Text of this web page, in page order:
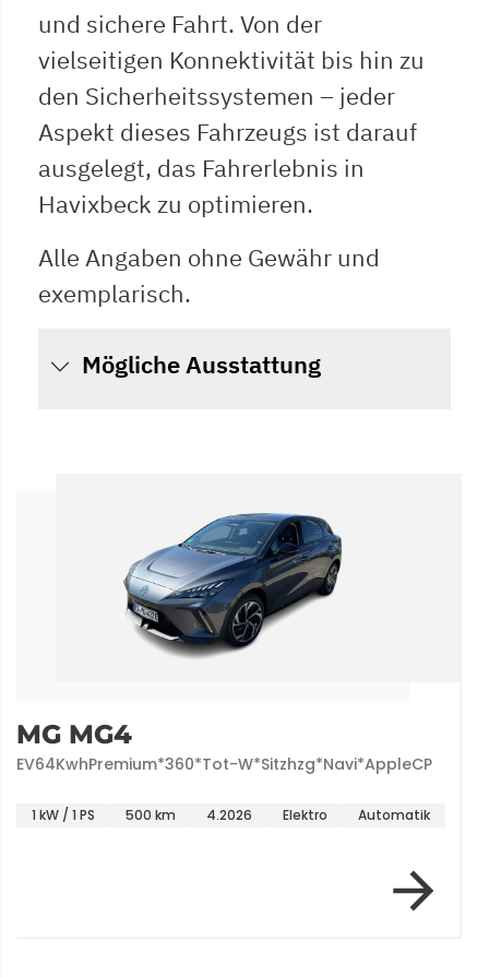
und sichere Fahrt. Von der
vielseitigen Konnektivität bis hin zu
den Sicherheitssystemen – jeder
Aspekt dieses Fahrzeugs ist darauf
ausgelegt, das Fahrerlebnis in
Havixbeck zu optimieren.
Alle Angaben ohne Gewähr und
exemplarisch.
Mögliche Ausstattung
MG MG4
EV64KwhPremium*360*Tot-W*Sitzhzg*Navi*AppleCP
1 kW / 1 PS 500 km 4.2026 Elektro Automatik